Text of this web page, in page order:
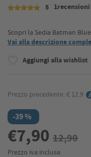
5 1recensioni
Scopri la Sedia Batman
Vai alla descrizione
Aggiungi alla wishlist
Prezzo precedente: € 12.9
€7,90 12,90
-39 %
Prezzo iva inclusa